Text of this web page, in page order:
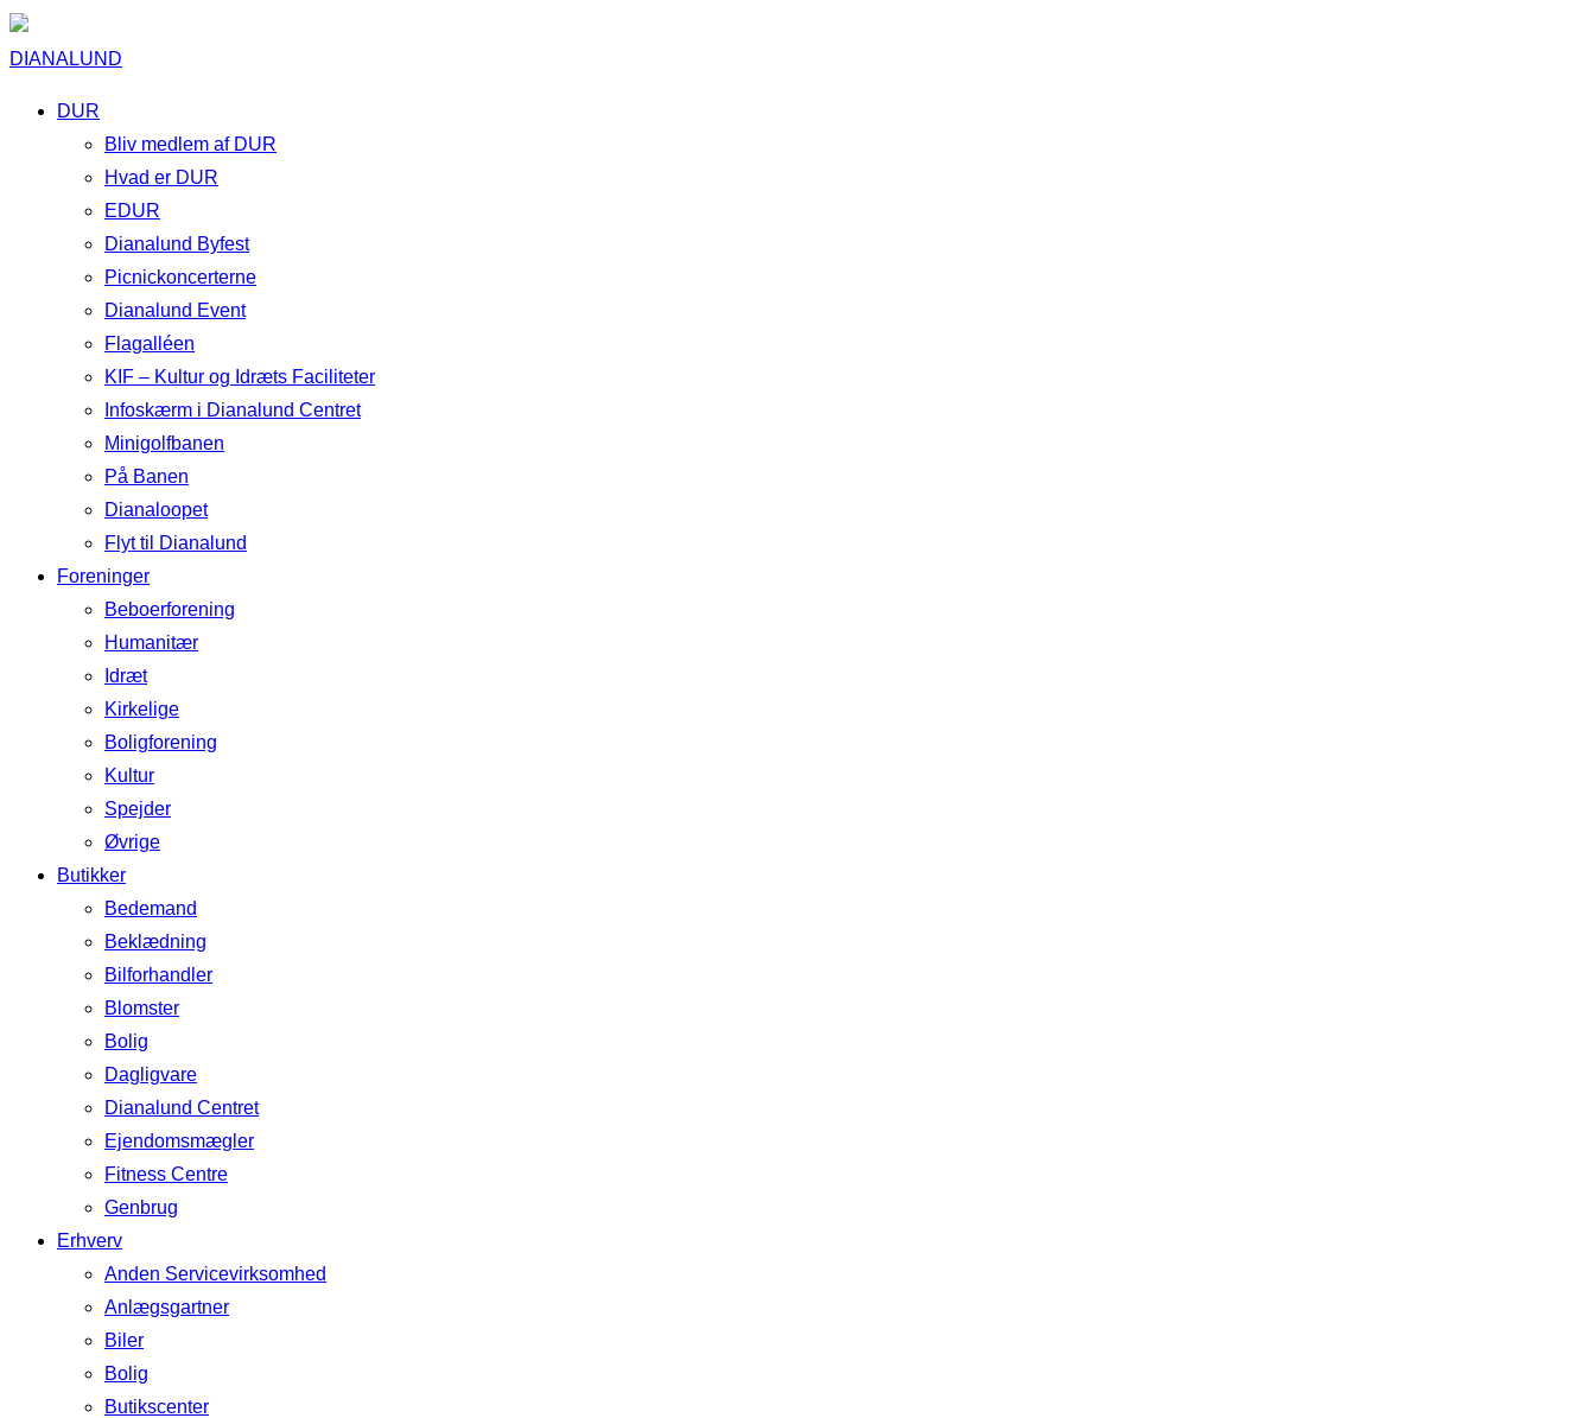
DIANALUND
DUR
Bliv medlem af DUR
Hvad er DUR
EDUR
Dianalund Byfest
Picnickoncerterne
Dianalund Event
Flagalléen
KIF – Kultur og Idræts Faciliteter
Infoskærm i Dianalund Centret
Minigolfbanen
På Banen
Dianaloopet
Flyt til Dianalund
Foreninger
Beboerforening
Humanitær
Idræt
Kirkelige
Boligforening
Kultur
Spejder
Øvrige
Butikker
Bedemand
Beklædning
Bilforhandler
Blomster
Bolig
Dagligvare
Dianalund Centret
Ejendomsmægler
Fitness Centre
Genbrug
Erhverv
Anden Servicevirksomhed
Anlægsgartner
Biler
Bolig
Butikscenter